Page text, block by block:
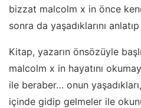
bizzat malcolm x in önce
sonra da yaşadıklarını
Kitap, yazarın önsözüyle
malcolm x in hayatını
ile beraber… onun
içinde gidip gelmeler ile